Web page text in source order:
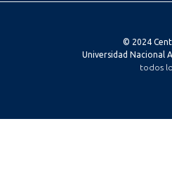
© 2024
Universidad Nacional
todos